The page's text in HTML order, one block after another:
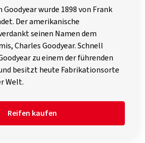
wurde 1898 von Frank
Der amerikanische
seinen Namen dem
Charles Goodyear. Schnell
zu einem der führenden
besitzt heute Fabrikationsorte
Welt.
Reifen kaufen